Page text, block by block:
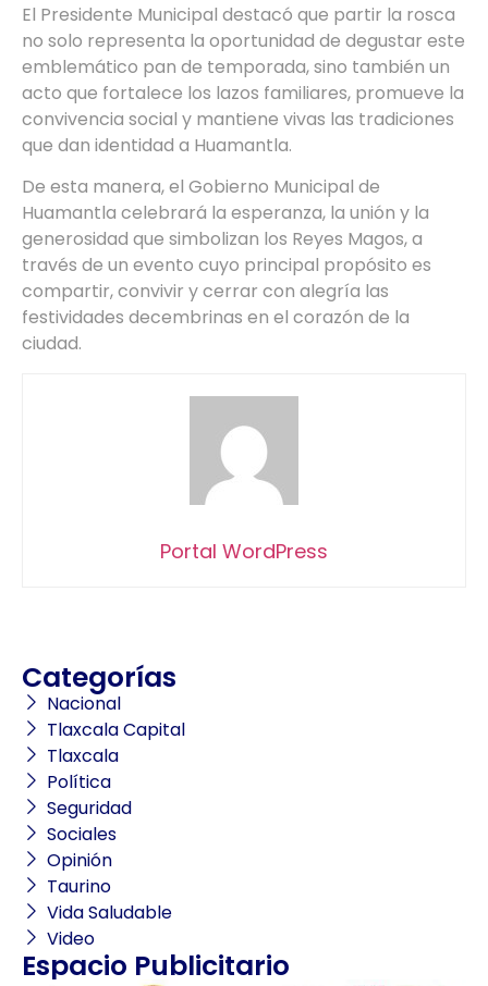
El Presidente Municipal destacó que partir la rosca
no solo representa la oportunidad de degustar este
emblemático pan de temporada, sino también un
acto que fortalece los lazos familiares, promueve la
convivencia social y mantiene vivas las tradiciones
que dan identidad a Huamantla.
De esta manera, el Gobierno Municipal de
Huamantla celebrará la esperanza, la unión y la
generosidad que simbolizan los Reyes Magos, a
través de un evento cuyo principal propósito es
compartir, convivir y cerrar con alegría las
festividades decembrinas en el corazón de la
ciudad.
Portal WordPress
Categorías
Nacional
Tlaxcala Capital
Tlaxcala
Política
Seguridad
Sociales
Opinión
Taurino
Vida Saludable
Video
Espacio Publicitario